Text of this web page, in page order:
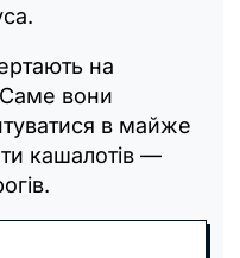
на
Саме вони
в майже
кашалотів —